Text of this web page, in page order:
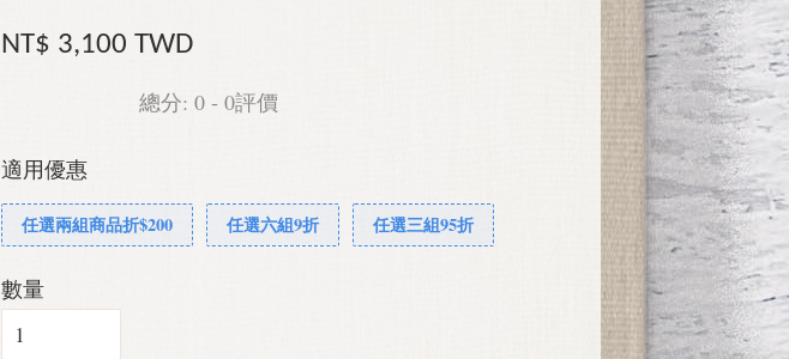
NT$ 3,100 TWD
總分: 0 - 0評價
適用優惠
任選兩組商品折$200 任選六組9折 任選三組95折
數量